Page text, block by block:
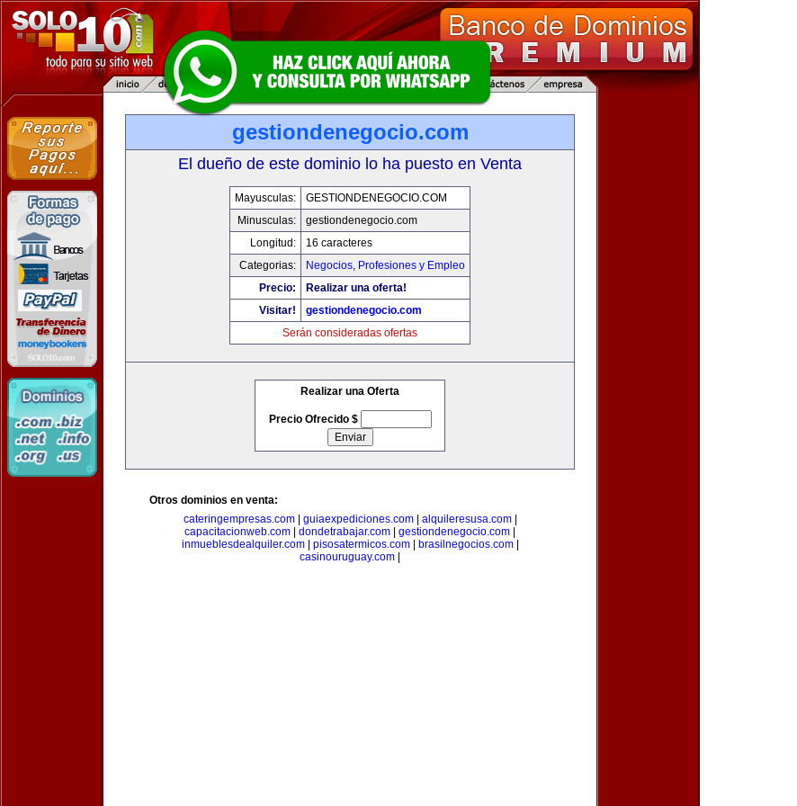
gestiondenegocio.com
El dueño de este dominio lo ha puesto en Venta
Mayusculas:
GESTIONDENEGOCIO.COM
Minusculas:
gestiondenegocio.com
Longitud:
16 caracteres
Categorias:
Negocios, Profesiones y Empleo
Precio:
Realizar una oferta!
Visitar!
gestiondenegocio.com
Serán consideradas ofertas
Realizar una Oferta
Precio Ofrecido $
Otros dominios en venta:
cateringempresas.com| guiaexpediciones.com| alquileresusa.com|
capacitacionweb.com
dondetrabajar.com gestiondenegocio.com
inmueblesdealquiler.com| pisosatermicos.com| brasilnegocios.com|
casinouruguay.com